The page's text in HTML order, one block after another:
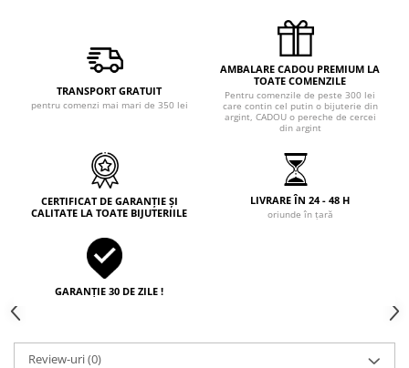
TRANSPORT GRATUIT
pentru comenzi mai mari de 350 lei
AMBALARE CADOU PREMIUM LA
TOATE COMENZILE
Pentru comenzile de peste 300 lei
care contin cel putin o bijuterie din
argint, CADOU o pereche de cercei
din argint
CERTIFICAT DE GARANȚIE ȘI
CALITATE LA TOATE BIJUTERIILE
LIVRARE ÎN 24 - 48 H
oriunde în țară
GARANȚIE 30 DE ZILE !
Review-uri(0)